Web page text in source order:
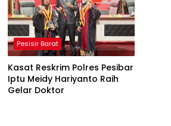
Pesisir Barat
Kasat Reskrim Polres Pesibar
Iptu Meidy Hariyanto Raih
Gelar Doktor